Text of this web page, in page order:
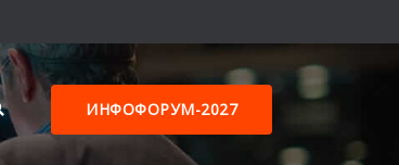
ИНФОФОРУМ-2027